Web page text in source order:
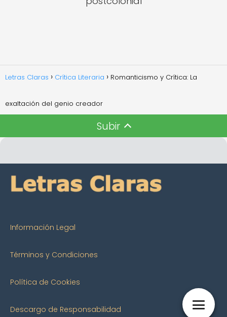
Letras Claras Crítica Literaria Romanticismo y Crítica: La
exaltación del genio creador
Subir
Información Legal
Términos y Condiciones
Política de Cookies
Descargo de Responsabilidad